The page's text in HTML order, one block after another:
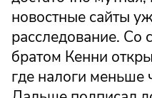
новостные сайты
расследование. Со
братом Кенни
где налоги